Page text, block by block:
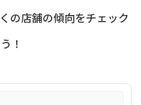
の店舗の傾向をチェック
！